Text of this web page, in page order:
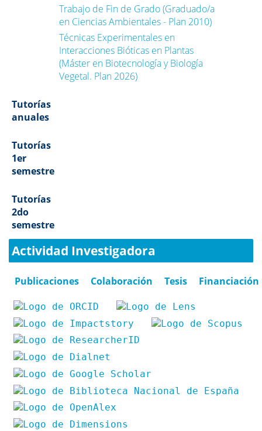
Trabajo de Fin de Grado (Graduado/a
en Ciencias Ambientales - Plan 2010)
Técnicas Experimentales en
Interacciones Bióticas en Plantas
(Máster en Biotecnología y Biología
Vegetal. Plan 2026)
Tutorías
anuales
Tutorías
1er
semestre
Tutorías
2do
semestre
Actividad Investigadora
Publicaciones Colaboración Tesis Financiación